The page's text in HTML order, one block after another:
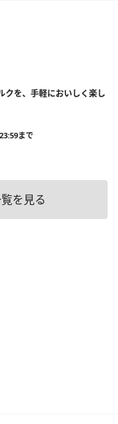
クを、手軽においしく楽し
まで
を見る